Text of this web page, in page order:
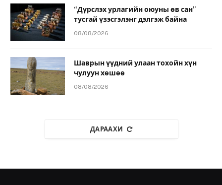
“Дүрслэх урлагийн оюуны өв сан”
тусгай үзэсгэлэнг дэлгэж байна
08/08/2026
Шаврын үүдний улаан тохойн хүн
чулуун хөшөө
08/08/2026
ДАРААХИ